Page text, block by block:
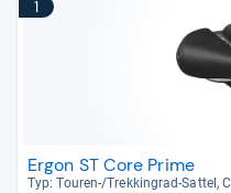
1
Ergon ST Core Prime
Typ: Tou­ren-​/Trek­kin­grad-​Sat­tel,